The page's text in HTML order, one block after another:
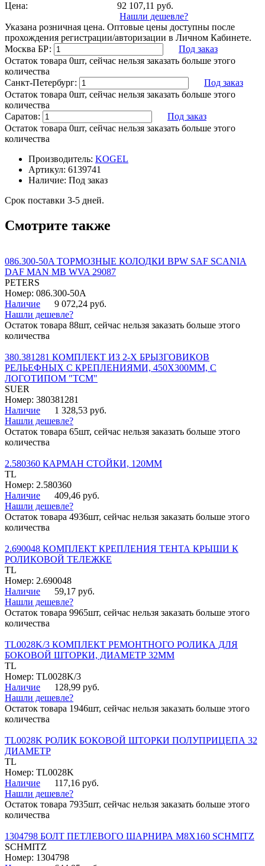
Цена: 92 107,11руб.
Нашли дешевле?
Указана розничная цена. Оптовые цены доступны после
прохождения регистрации/авторизации в Личном Кабинете.
Москва БР:
Под заказ
Остаток товара 0шт, сейчас нельзя заказать больше этого
количества
Санкт-Петербург:
Под заказ
Остаток товара 0шт, сейчас нельзя заказать больше этого
количества
Саратов:
Под заказ
Остаток товара 0шт, сейчас нельзя заказать больше этого
количества
Производитель: KOGEL
Артикул: 6139741
Наличие: Под заказ
Срок поставки 3-5 дней.
Смотрите также
086.300-50A ТОРМОЗНЫЕ КОЛОДКИ BPW SAF SCANIA
DAF MAN MB WVA 29087
PETERS
Номер: 086.300-50A
Наличие
9 072,24 руб.
Нашли дешевле?
Остаток товара 88шт, сейчас нельзя заказать больше этого
количества
380.381281 КОМПЛЕКТ ИЗ 2-Х БРЫЗГОВИКОВ
РЕЛЬЕФНЫХ С КРЕПЛЕНИЯМИ, 450Х300ММ, С
ЛОГОТИПОМ "ТСМ"
SUER
Номер: 380381281
Наличие
1 328,53 руб.
Нашли дешевле?
Остаток товара 65шт, сейчас нельзя заказать больше этого
количества
2.580360 КАРМАН СТОЙКИ, 120ММ
TL
Номер: 2.580360
Наличие
409,46 руб.
Нашли дешевле?
Остаток товара 4936шт, сейчас нельзя заказать больше этого
количества
2.690048 КОМПЛЕКТ КРЕПЛЕНИЯ ТЕНТА КРЫШИ К
РОЛИКОВОЙ ТЕЛЕЖКЕ
TL
Номер: 2.690048
Наличие
59,17 руб.
Нашли дешевле?
Остаток товара 9965шт, сейчас нельзя заказать больше этого
количества
TL0028K/3 КОМПЛЕКТ РЕМОНТНОГО РОЛИКА ДЛЯ
БОКОВОЙ ШТОРКИ, ДИАМЕТР 32ММ
TL
Номер: TL0028K/3
Наличие
128,99 руб.
Нашли дешевле?
Остаток товара 1946шт, сейчас нельзя заказать больше этого
количества
TL0028K РОЛИК БОКОВОЙ ШТОРКИ ПОЛУПРИЦЕПА 32
ДИАМЕТР
TL
Номер: TL0028K
Наличие
117,16 руб.
Нашли дешевле?
Остаток товара 7935шт, сейчас нельзя заказать больше этого
количества
1304798 БОЛТ ПЕТЛЕВОГО ШАРНИРА М8Х160 SCHMITZ
SCHMITZ
Номер: 1304798